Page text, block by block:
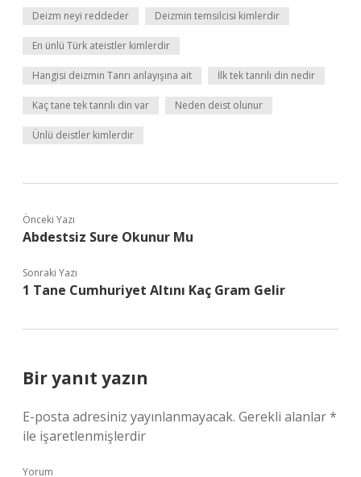
Deizm neyi reddeder Deizmin temsilcisi kimlerdir
En ünlü Türk ateistler kimlerdir
Hangisi deizmin Tanrı anlayışına ait İlk tek tanrılı din nedir
Kaç tane tek tanrılı din var Neden deist olunur
Ünlü deistler kimlerdir
Önceki Yazı
Abdestsiz Sure Okunur Mu
Sonraki Yazı
1 Tane Cumhuriyet Altını Kaç Gram Gelir
Bir yanıt yazın
E-posta adresiniz yayınlanmayacak. Gerekli alanlar*
ile işaretlenmişlerdir
Yorum